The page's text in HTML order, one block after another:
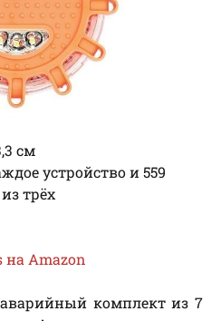
см
устройство и 559
трёх
на Amazon
комплект из 7